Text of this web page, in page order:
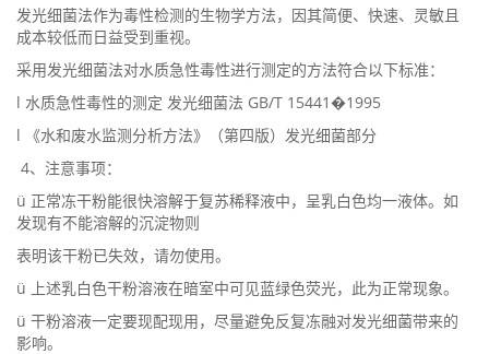
发光细菌法作为毒性检测的生物学方法，因其简便、快速、灵敏且
成本较低而日益受到重视。
采用发光细菌法对水质急性毒性进行测定的方法符合以下标准：
l 水质急性毒性的测定 发光细菌法 GB/T 15441�1995
l 《水和废水监测分析方法》（第四版）发光细菌部分
4、注意事项：
ü 正常冻干粉能很快溶解于复苏稀释液中，呈乳白色均一液体。如
发现有不能溶解的沉淀物则
表明该干粉已失效，请勿使用。
ü 上述乳白色干粉溶液在暗室中可见蓝绿色荧光，此为正常现象。
ü 干粉溶液一定要现配现用，尽量避免反复冻融对发光细菌带来的
影响。